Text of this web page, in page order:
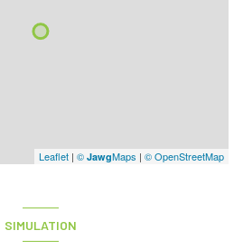
Leaflet | © JawgMaps | © OpenStreetMap
SIMULATION